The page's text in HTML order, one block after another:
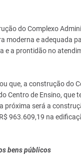
do Complexo
moderna e adequada
a prontidão no
que, a construção do
Centro de Ensino, que
será a
963.609,19 na
bens públicos